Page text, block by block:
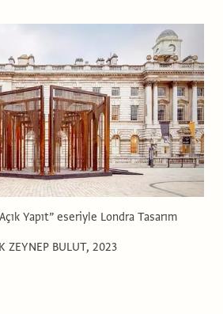
Yapıt” eseriyle Londra Tasarım
ZEYNEP BULUT, 2023